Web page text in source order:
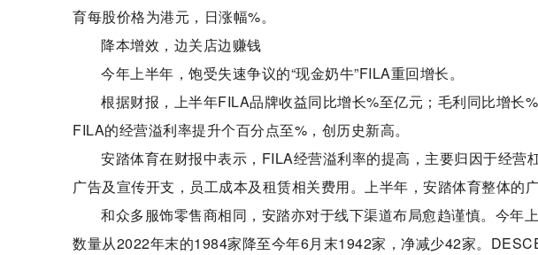
育每股价格为港元，日涨幅%。
降本增效，边关店边赚钱
今年上半年，饱受失速争议的“现金奶牛”FILA重回增长。
根据财报，上半年FILA品牌收益同比增长%至亿元；毛利同比增长
FILA的经营溢利率提升个百分点至%，创历史新高。
安踏体育在财报中表示，FILA经营溢利率的提高，主要归因于经营
广告及宣传开支，员工成本及租赁相关费用。上半年，安踏体育整体的
和众多服饰零售商相同，安踏亦对于线下渠道布局愈趋谨慎。今年
数量从2022年末的1984家降至今年6月末1942家，净减少42家。